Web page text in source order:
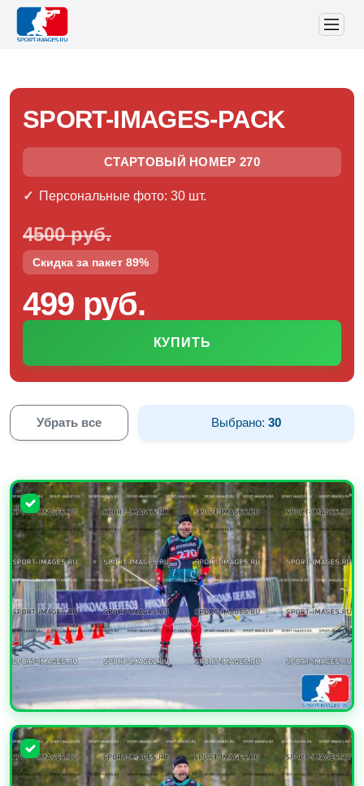
SPORT-IMAGES-PACK
СТАРТОВЫЙ НОМЕР 270
Персональные фото: 30 шт.
4500 руб.
Скидка за пакет 89%
499 руб.
КУПИТЬ
Убрать все Выбрано:30
УВЕЛИЧИТЬ